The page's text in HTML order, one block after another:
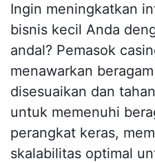
Ingin meningkatkan
bisnis kecil Anda
andal? Pemasok
menawarkan
disesuaikan dan
untuk memenuhi
perangkat keras,
skalabilitas optimal